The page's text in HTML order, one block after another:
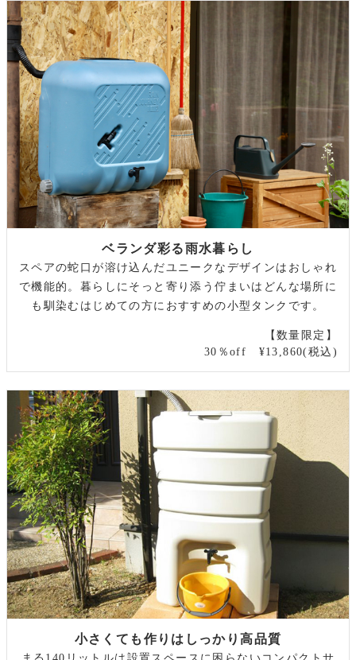
ベランダ彩る雨水暮らし
スペアの蛇口が溶け込んだユニークなデザインはおしゃれ
で機能的。暮らしにそっと寄り添う佇まいはどんな場所に
も馴染むはじめての方におすすめの小型タンクです。
【数量限定】
30％off ¥13,860(税込)
小さくても作りはしっかり高品質